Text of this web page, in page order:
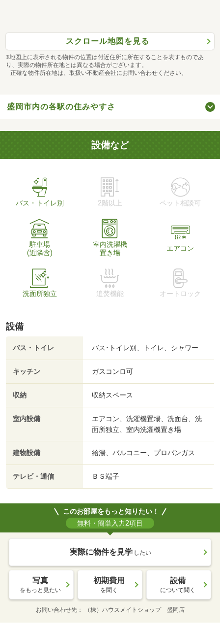
スクロール地図を見る
※地図上に表示される物件の位置は付近住所に所在することを表すものであ
り、実際の物件所在地とは異なる場合がございます。
正確な物件所在地は、取扱い不動産会社にお問い合わせください。
盛岡市内の各駅の住みやすさ
設備など
バス・トイレ別 2階以上 ペット相談可
駐車場
(近隣含)
室内洗濯機
置き場
エアコン
洗面所独立 追焚機能 オートロック
設備
バス・トイレ バス･トイレ別、トイレ、シャワー
キッチン ガスコンロ可
収納 収納スペース
室内設備
エアコン、洗濯機置場、洗面台、洗
面所独立、室内洗濯機置き場
建物設備 給湯、バルコニー、プロパンガス
テレビ・通信 ＢＳ端子
このお部屋をもっと知りたい！
無料・簡単入力2項目
実際に物件を見学 したい
写真
をもっと見たい
初期費用
を聞く
設備
について聞く
お問い合わせ先 （株）ハウスメイトショップ 盛岡店